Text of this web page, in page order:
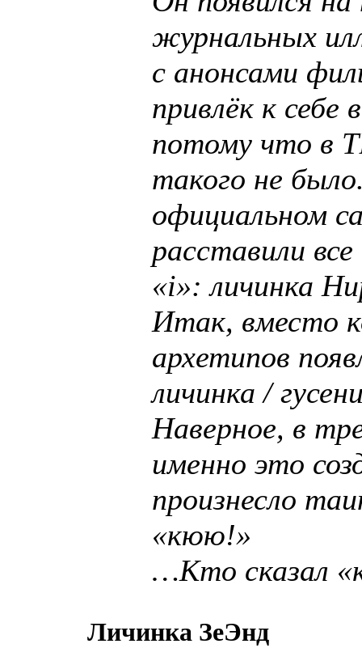
журнальных
с анонсами
привлёк к себе
потому что в
такого не
официальном
расставили
«i»: личинка
Итак, вместо
архетипов
личинка /
Наверное, в
именно это
произнесло
«кюю!»
…Кто сказал
Личинка ЗеЭнд